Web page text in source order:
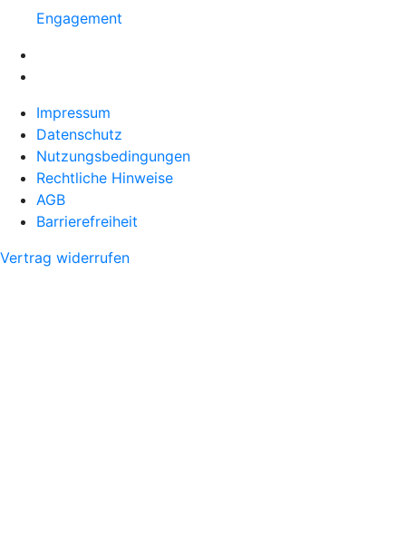
Engagement
Impressum
Datenschutz
Nutzungsbedingungen
Rechtliche Hinweise
AGB
Barrierefreiheit
Vertrag widerrufen